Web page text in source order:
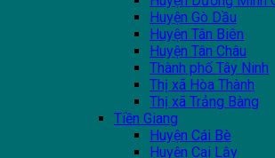
Huyện Gò Dầu
Huyện Tân Biên
Huyện Tân Châu
Thành phố Tây Ninh
Thị xã Hòa Thành
Thị xã Trảng Bàng
Tiền Giang
Huyện Cái Bè
Huyện Cai Lậy